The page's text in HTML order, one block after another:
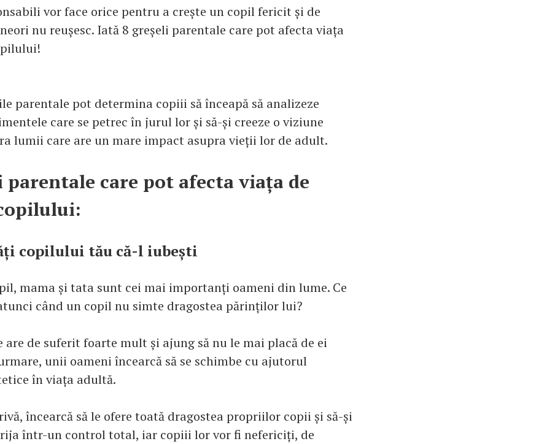
vor face orice pentru a crește un copil fericit și de
nu reușesc. Iată 8 greșeli parentale care pot afecta viața
parentale pot determina copiii să înceapă să analizeze
care se petrec în jurul lor și să-și creeze o viziune
lumii care are un mare impact asupra vieții lor de adult.
parentale care pot afecta viața de
copilului tău că-l iubești
mama și tata sunt cei mai importanți oameni din lume. Ce
când un copil nu simte dragostea părinților lui?
are de suferit foarte mult și ajung să nu le mai placă de ei
unii oameni încearcă să se schimbe cu ajutorul
în viața adultă.
încearcă să le ofere toată dragostea propriilor copii și să-și
într-un control total, iar copiii lor vor fi nefericiți, de